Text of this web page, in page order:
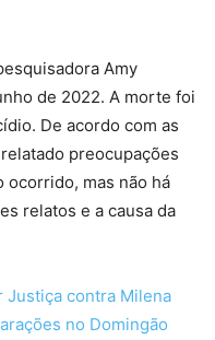
Amy
de 2022. A morte foi
De acordo com as
preocupações
ocorrido, mas não há
relatos e a causa da
Justiça contra Milena
no Domingão